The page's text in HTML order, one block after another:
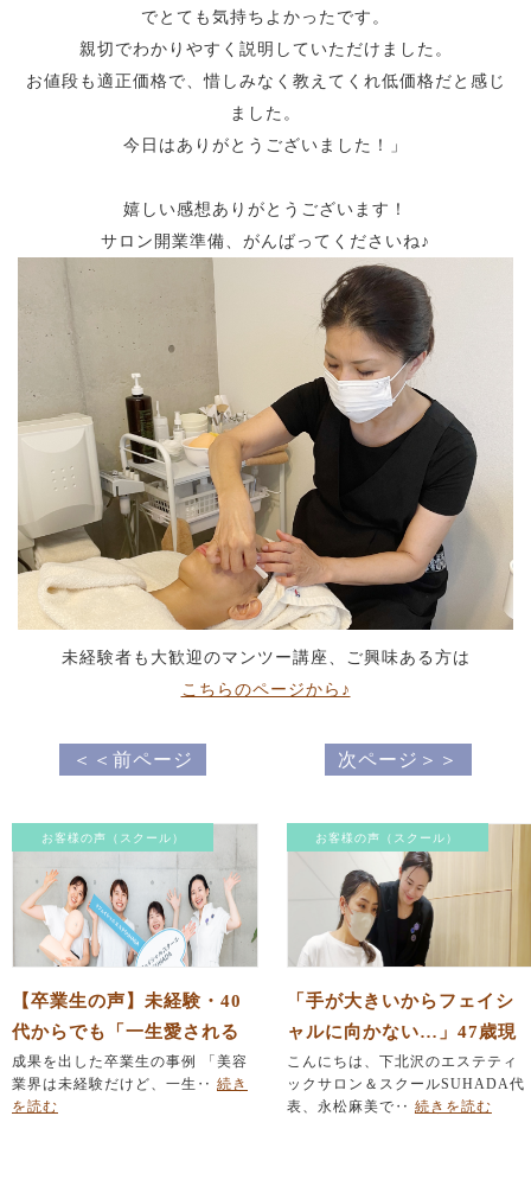
でとても気持ちよかったです。
親切でわかりやすく説明していただけました。
お値段も適正価格で、惜しみなく教えてくれ低価格だと感じ
ました。
今日はありがとうございました！」
嬉しい感想ありがとうございます！
サロン開業準備、がんばってくださいね♪
未経験者も大歓迎のマンツー講座、ご興味ある方は
こちらのページから♪
＜＜前ページ 次ページ＞＞
お客様の声（スクール）
【卒業生の声】未経験・40
代からでも「一生愛される
エステのプロ」になれる理
由
成果を出した卒業生の事例 「美容
業界は未経験だけど、一生‥ 続き
を読む
お客様の声（スクール）
「手が大きいからフェイシ
ャルに向かない…」47歳現
役セラピスト働きながらの
挑戦（卒業生インタビュー
こんにちは、下北沢のエステティ
ックサロン＆スクールSUHADA代
表、永松麻美で‥ 続きを読む